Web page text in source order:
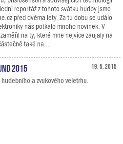
reportáž z tohoto svátku hudby jsme
před dvěma lety. Za tu dobu se událo
nás potkalo mnoho novinek. V
na ty, které mne nejvíce zaujaly na
také na...
19. 5. 2015
2015
a zvukového veletrhu.